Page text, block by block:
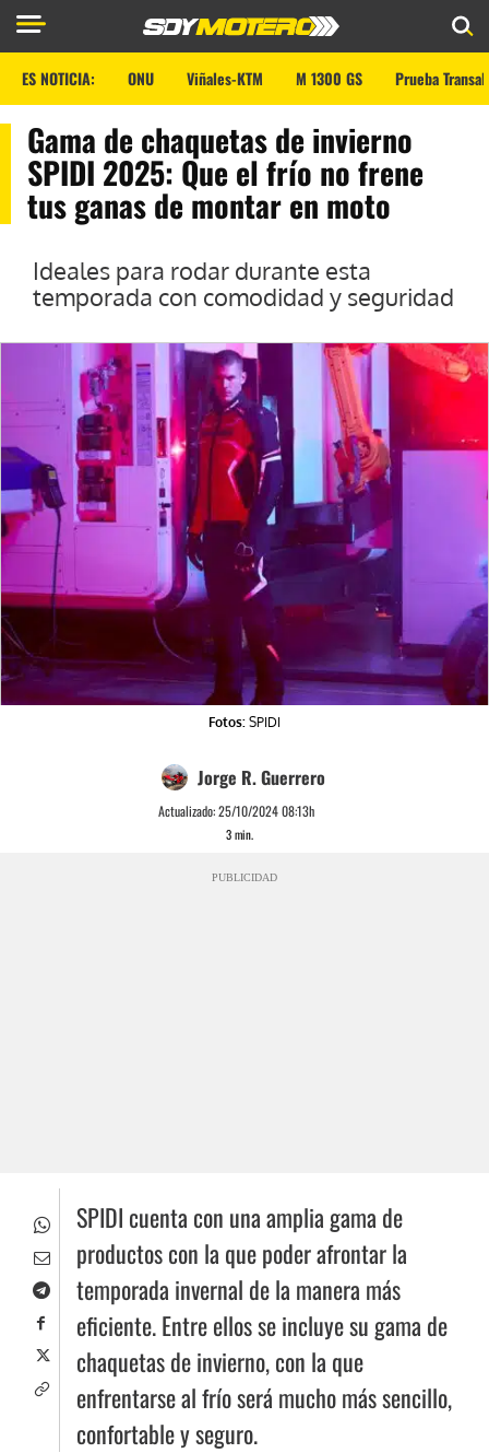
ES NOTICIA: ONU Viñales-KTM M 1300 GS Prueba
Gama de chaquetas de invierno
SPIDI 2025: Que el frío no frene
tus ganas de montar en moto
Ideales para rodar durante esta
temporada con comodidad y seguridad
Fotos: SPIDI
Jorge R. Guerrero
Actualizado:25/10/2024 08:13h
3min.
PUBLICIDAD
SPIDI cuenta con una amplia gama de
productos con la que poder afrontar la
temporada invernal de la manera más
eficiente. Entre ellos se incluye su gama de
chaquetas de invierno, con la que
enfrentarse al frío será mucho más sencillo,
confortable y seguro.